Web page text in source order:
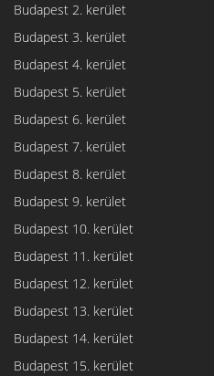
Budapest 2. kerület
Budapest 3. kerület
Budapest 4. kerület
Budapest 5. kerület
Budapest 6. kerület
Budapest 7. kerület
Budapest 8. kerület
Budapest 9. kerület
Budapest 10. kerület
Budapest 11. kerület
Budapest 12. kerület
Budapest 13. kerület
Budapest 14. kerület
Budapest 15. kerület